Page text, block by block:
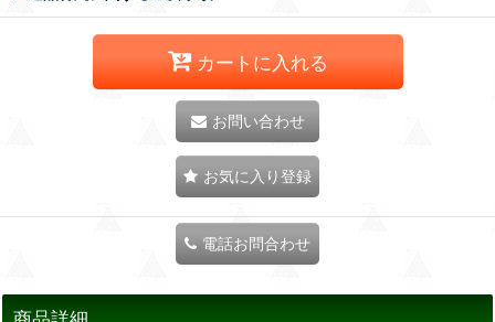
カートに入れる
お問い合わせ
お気に入り登録
電話お問合わせ